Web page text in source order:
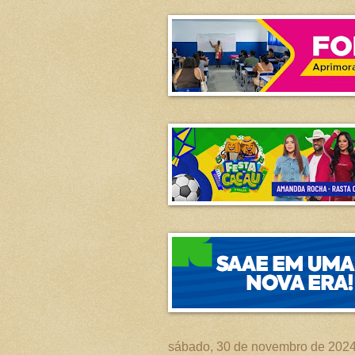
sábado, 30 de novembro de